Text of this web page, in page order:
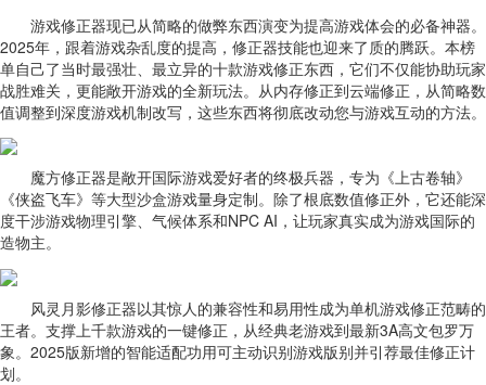
游戏修正器现已从简略的做弊东西演变为提高游戏体会的必备神器。
2025年，跟着游戏杂乱度的提高，修正器技能也迎来了质的腾跃。本榜
单自己了当时最强壮、最立异的十款游戏修正东西，它们不仅能协助玩家
战胜难关，更能敞开游戏的全新玩法。从内存修正到云端修正，从简略数
值调整到深度游戏机制改写，这些东西将彻底改动您与游戏互动的方法。
魔方修正器是敞开国际游戏爱好者的终极兵器，专为《上古卷轴》
《侠盗飞车》等大型沙盒游戏量身定制。除了根底数值修正外，它还能深
度干涉游戏物理引擎、气候体系和NPC AI，让玩家真实成为游戏国际的
造物主。
风灵月影修正器以其惊人的兼容性和易用性成为单机游戏修正范畴的
王者。支撑上千款游戏的一键修正，从经典老游戏到最新3A高文包罗万
象。2025版新增的智能适配功用可主动识别游戏版别并引荐最佳修正计
划。